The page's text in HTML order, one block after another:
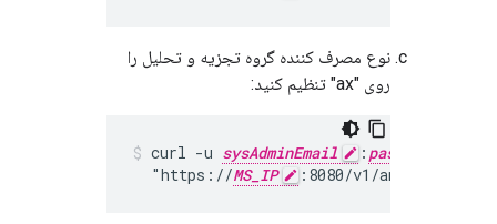
نوع مصرف کننده گروه تجزیه و تحلیل را
روی "ax" تنظیم کنید:
curl -u sysAdminEmail : passWord
  "https://
MS_IP :8080/v1/analytics/